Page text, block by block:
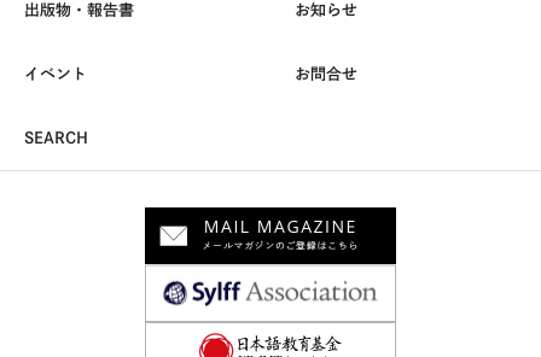
出版物・報告書 お知らせ
イベント お問合せ
SEARCH